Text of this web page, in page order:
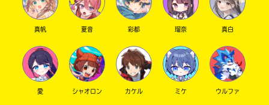
真帆 夏音 彩都 瑠奈 真白
愛 シャオロン カケル ミケ ウルファ